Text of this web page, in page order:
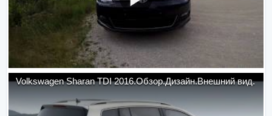
Volkswagen Sharan TDI 2016.Обзор.Дизайн.Внешний вид.